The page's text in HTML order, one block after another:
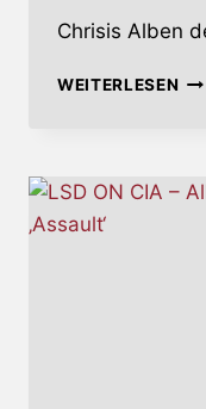
Chrisis Alben
WEITERLESEN